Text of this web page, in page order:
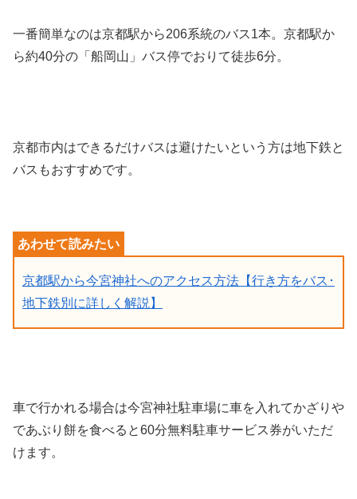
一番簡単なのは京都駅から206系統のバス1本。京都駅か
ら約40分の「船岡山」バス停でおりて徒歩6分。
京都市内はできるだけバスは避けたいという方は地下鉄と
バスもおすすめです。
京都駅から今宮神社へのアクセス方法【行き方をバス･
地下鉄別に詳しく解説】
車で行かれる場合は今宮神社駐車場に車を入れてかざりや
であぶり餅を食べると60分無料駐車サービス券がいただ
けます。